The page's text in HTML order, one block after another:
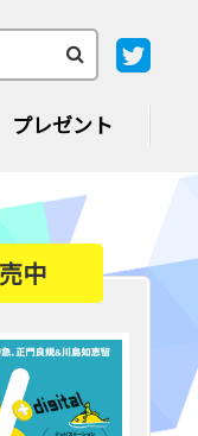
プレゼント
中